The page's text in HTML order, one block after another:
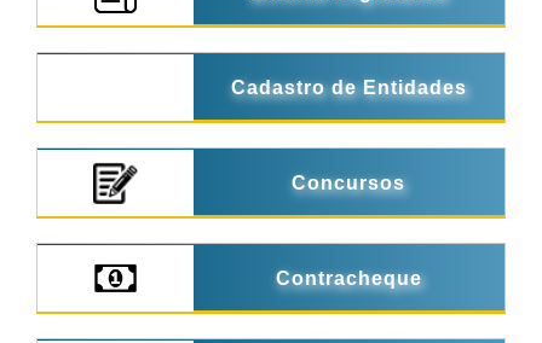
Cadastro de Entidades
Concursos
Contracheque